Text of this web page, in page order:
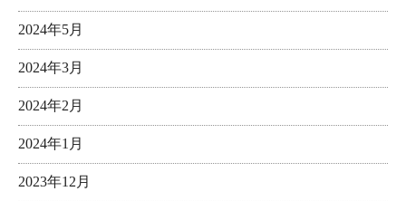
2024年5月
2024年3月
2024年2月
2024年1月
2023年12月